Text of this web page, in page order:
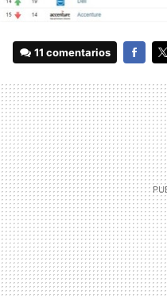
11 comentarios